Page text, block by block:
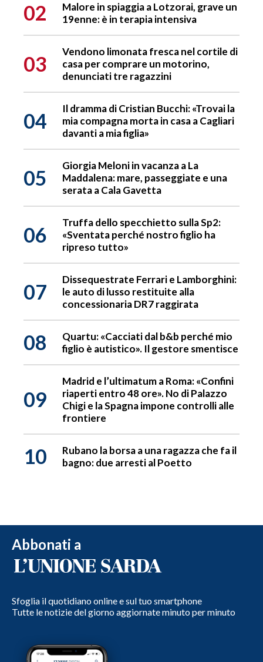
02
Malore in spiaggia a Lotzorai, grave un
19enne: è in terapia intensiva
03
Vendono limonata fresca nel cortile di
casa per comprare un motorino,
denunciati tre ragazzini
04
Il dramma di Cristian Bucchi: «Trovai la
mia compagna morta in casa a Cagliari
davanti a mia figlia»
05
Giorgia Meloni in vacanza a La
Maddalena: mare, passeggiate e una
serata a Cala Gavetta
06
Truffa dello specchietto sulla Sp2:
«Sventata perché nostro figlio ha
ripreso tutto»
07
Dissequestrate Ferrari e Lamborghini:
le auto di lusso restituite alla
concessionaria DR7 raggirata
08
Quartu: «Cacciati dal b&b perché mio
figlio è autistico». Il gestore smentisce
09
Madrid e l’ultimatum a Roma: «Confini
riaperti entro 48 ore». No di Palazzo
Chigi e la Spagna impone controlli alle
frontiere
10
Rubano la borsa a una ragazza che fa il
bagno: due arresti al Poetto
Abbonati a
Sfoglia il quotidiano online e sul tuo smartphone
Tutte le notizie del giorno aggiornate minuto per minuto